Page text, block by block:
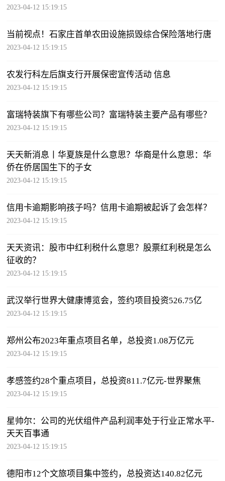
2023-04-12 15:19:15
当前视点！石家庄首单农田设施损毁综合保险落地行唐
2023-04-12 15:19:15
农发行科左后旗支行开展保密宣传活动 信息
2023-04-12 15:19:15
富瑞特装旗下有哪些公司？富瑞特装主要产品有哪些？
2023-04-12 15:19:15
天天新消息丨华夏族是什么意思？华裔是什么意思：华
侨在侨居国生下的子女
2023-04-12 15:19:15
信用卡逾期影响孩子吗？信用卡逾期被起诉了会怎样？
2023-04-12 15:19:15
天天资讯：股市中红利税什么意思？股票红利税是怎么
征收的？
2023-04-12 15:19:15
武汉举行世界大健康博览会，签约项目投资526.75亿
2023-04-12 15:19:15
郑州公布2023年重点项目名单，总投资1.08万亿元
2023-04-12 15:19:15
孝感签约28个重点项目，总投资811.7亿元-世界聚焦
2023-04-12 15:19:15
星帅尔：公司的光伏组件产品利润率处于行业正常水平-
天天百事通
2023-04-12 15:19:15
德阳市12个文旅项目集中签约，总投资达140.82亿元